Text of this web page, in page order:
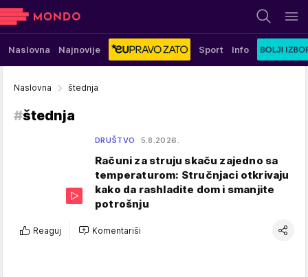
Naslovna Najnovije Sport Info
Naslovna štednja
#štednja
DRUŠTVO 5.8.2026.
Računi za struju skaču zajedno sa
temperaturom: Stručnjaci otkrivaju
kako da rashladite dom i smanjite
potrošnju
Reaguj Komentariši